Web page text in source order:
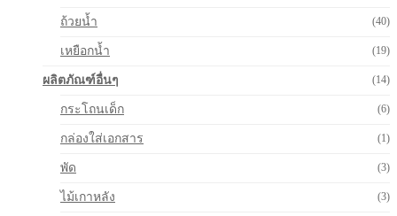
ถ้วยน้ำ (40)
เหยือกน้ำ (19)
ผลิตภัณฑ์อื่นๆ (14)
กระโถนเด็ก (6)
กล่องใส่เอกสาร (1)
พัด (3)
ไม้เกาหลัง (3)